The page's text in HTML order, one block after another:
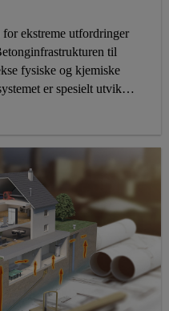
ekstreme utfordringer
til
fysiske og kjemiske
er spesielt utviklet